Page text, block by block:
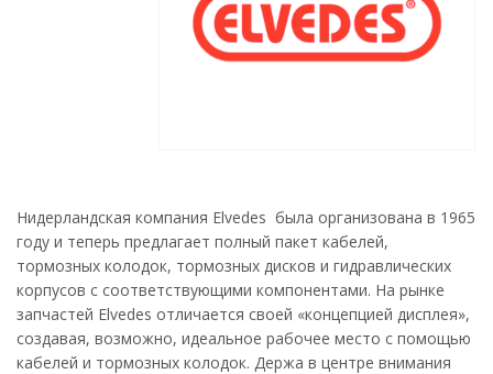
Нидерландская компания Elvedes была организована в 1965
году и теперь предлагает полный пакет кабелей,
тормозных колодок, тормозных дисков и гидравлических
корпусов с соответствующими компонентами. На рынке
запчастей Elvedes отличается своей «концепцией дисплея»,
создавая, возможно, идеальное рабочее место с помощью
кабелей и тормозных колодок. Держа в центре внимания